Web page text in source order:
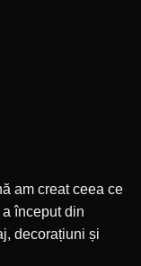
am creat ceea ce
început din
decorațiuni și